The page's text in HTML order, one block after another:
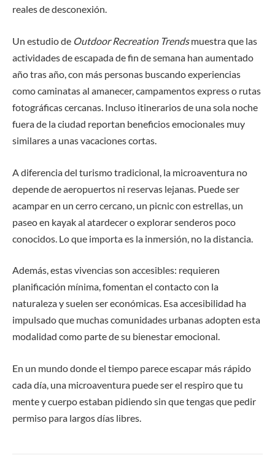
reales de desconexión.
Un estudio de Outdoor Recreation Trendsmuestra que las
actividades de escapada de fin de semana han aumentado
año tras año, con más personas buscando experiencias
como caminatas al amanecer, campamentos express o rutas
fotográficas cercanas. Incluso itinerarios de una sola noche
fuera de la ciudad reportan beneficios emocionales muy
similares a unas vacaciones cortas.
A diferencia del turismo tradicional, la microaventura no
depende de aeropuertos ni reservas lejanas. Puede ser
acampar en un cerro cercano, un picnic con estrellas, un
paseo en kayak al atardecer o explorar senderos poco
conocidos. Lo que importa es la inmersión, no la distancia.
Además, estas vivencias son accesibles: requieren
planificación mínima, fomentan el contacto con la
naturaleza y suelen ser económicas. Esa accesibilidad ha
impulsado que muchas comunidades urbanas adopten esta
modalidad como parte de su bienestar emocional.
En un mundo donde el tiempo parece escapar más rápido
cada día, una microaventura puede ser el respiro que tu
mente y cuerpo estaban pidiendo sin que tengas que pedir
permiso para largos días libres.